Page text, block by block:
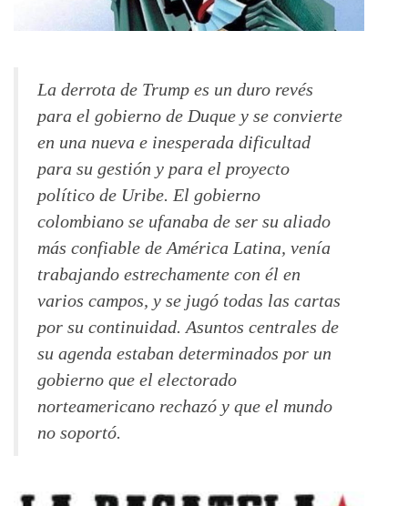
La derrota de Trump es un duro revés
para el gobierno de Duque y se convierte
en una nueva e inesperada dificultad
para su gestión y para el proyecto
político de Uribe. El gobierno
colombiano se ufanaba de ser su aliado
más confiable de América Latina, venía
trabajando estrechamente con él en
varios campos, y se jugó todas las cartas
por su continuidad. Asuntos centrales de
su agenda estaban determinados por un
gobierno que el electorado
norteamericano rechazó y que el mundo
no soportó.